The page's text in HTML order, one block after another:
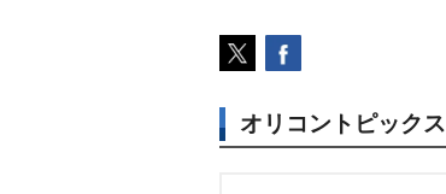
オリコントピックス